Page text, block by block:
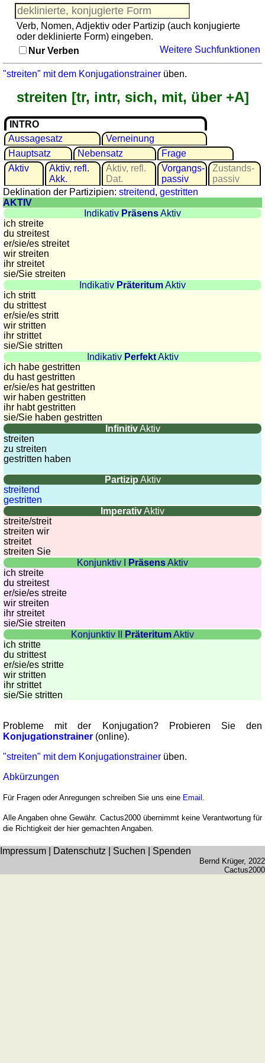
Französisch
Italienisch
Lateinisch
Niederländisch
Portugiesisch
Rumänisch
Spanisch
Umrechner
Autokennzeichen
Sonnenstand
Fahrradtouren
Reisewortschatz
Geografie
Küstenquiz
Geografiequiz
Länderquiz
Flüsse-
und
Städtequiz
Flaggen-,
Wappen-
und
Münzenquiz
Städte-
und
Länderquiz
weitere
Spiele
Gehirntraining
Rechentrainer
Puzzle
Quiz
Suchbild
Tierquiz
Verb, Nomen, Adjektiv oder Partizip (auch konjugierte
oder deklinierte Form) eingeben.
Nur Verben
Weitere Suchfunktionen
"streiten" mit dem Konjugationstrainer üben.
streiten [tr, intr, sich, mit, über +A]
INTRO
Aussagesatz
Verneinung
Hauptsatz
Nebensatz
Frage
Aktiv
Aktiv, refl.
Akk.
Aktiv, refl.
Dat.
Vor­gangs­
passiv
Zu­stands­
passiv
Deklination der Partizipien: streitend, gestritten
AKTIV
Indikativ PräsensAktiv
ich streite
du streitest
er/sie/es streitet
wir streiten
ihr streitet
sie/Sie streiten
Indikativ PräteritumAktiv
ich stritt
du strittest
er/sie/es stritt
wir stritten
ihr strittet
sie/Sie stritten
Indikativ PerfektAktiv
ich habe gestritten
du hast gestritten
er/sie/es hat gestritten
wir haben gestritten
ihr habt gestritten
sie/Sie haben gestritten
InfinitivAktiv
streiten
zu streiten
gestritten haben
Partizip Aktiv
streitend
gestritten
ImperativAktiv
streite/streit
streiten wir
streitet
streiten Sie
Konjunktiv I
PräsensAktiv
ich streite
du streitest
er/sie/es streite
wir streiten
ihr streitet
sie/Sie streiten
Konjunktiv II
PräteritumAktiv
ich stritte
du strittest
er/sie/es stritte
wir stritten
ihr strittet
sie/Sie stritten
Probleme mit der Konjugation? Probieren Sie den
Konjugationstrainer (online).
"streiten" mit dem Konjugationstrainer üben.
Abkürzungen
Für Fragen oder Anregungen schreiben Sie uns eine Email .
Alle Angaben ohne Gewähr. Cactus2000 übernimmt keine Verantwortung für
die Richtigkeit der hier gemachten Angaben.
Impressum Datenschutz Suchen Spenden
Bernd Krüger, 2022
Cactus2000